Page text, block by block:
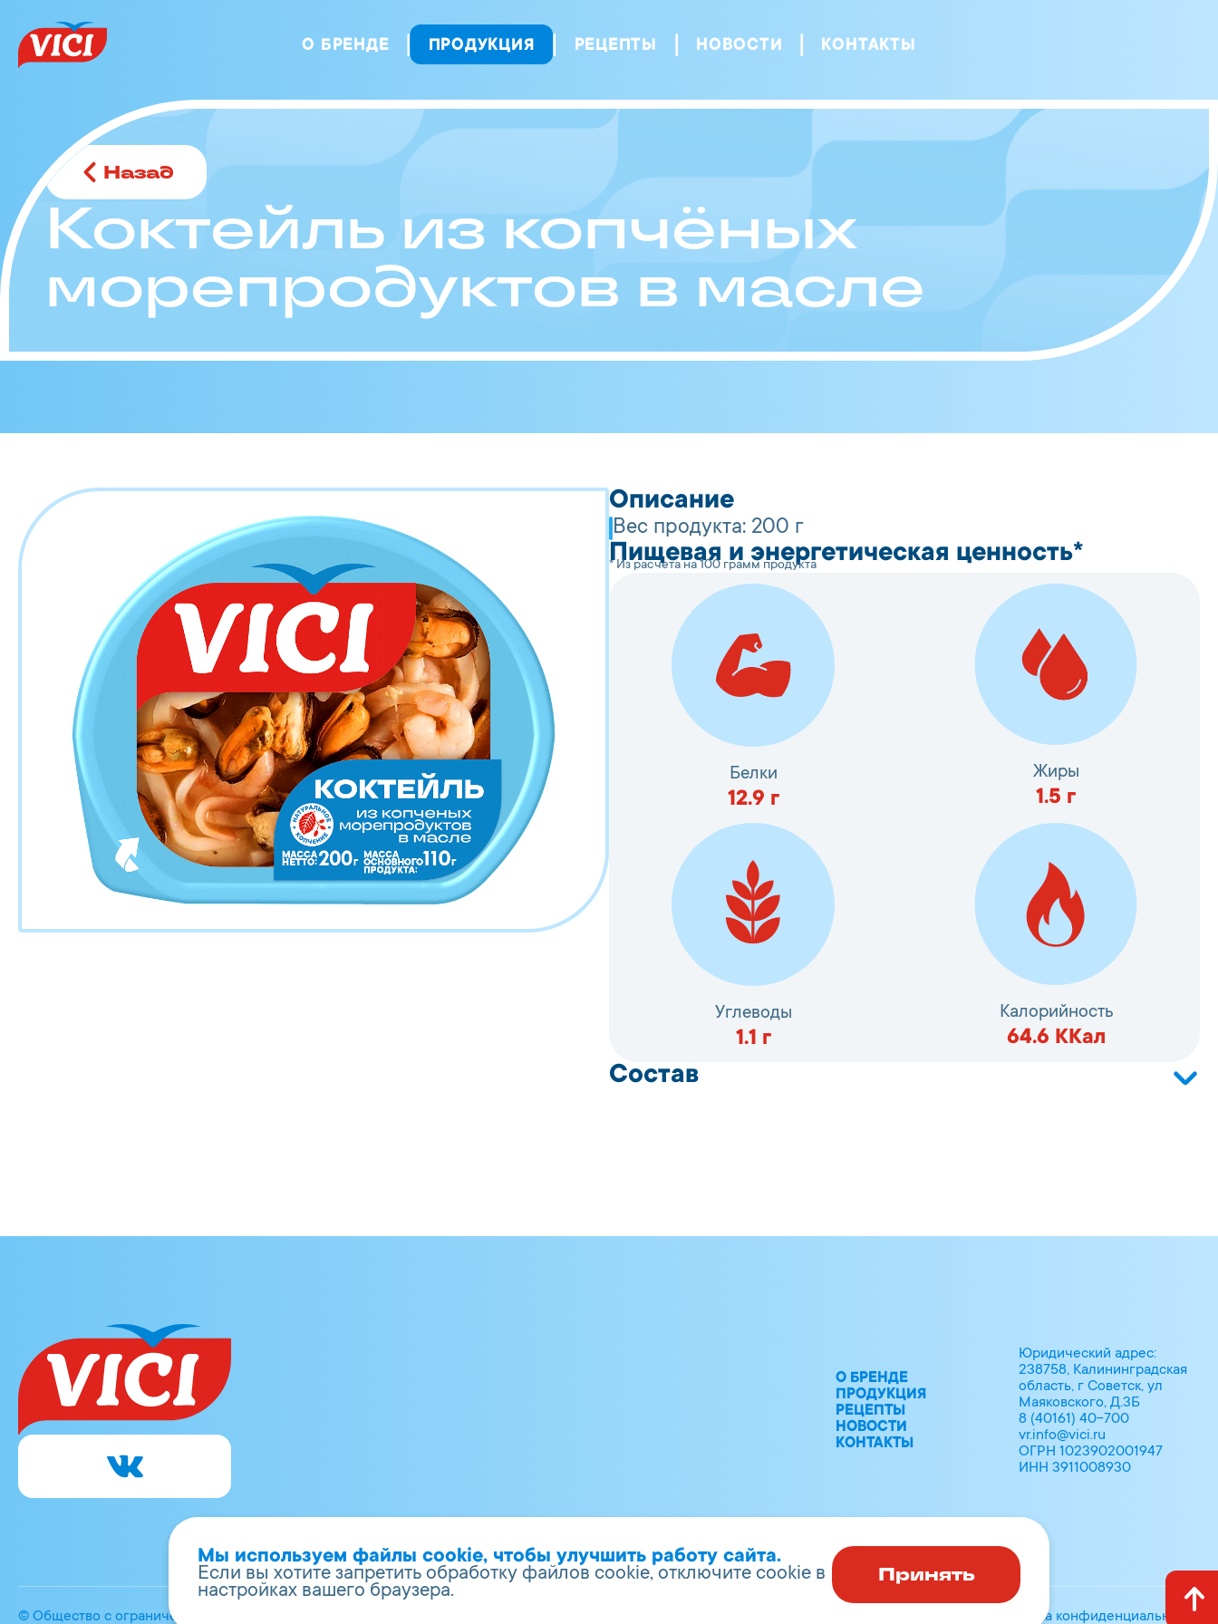
О БРЕНДЕ ПРОДУКЦИЯ РЕЦЕПТЫ НОВОСТИ КОНТАКТЫ
Назад
Коктейль из копчёных
морепродуктов в масле
Описание
Вес продукта: 200 г
Пищевая и энергетическая ценность*
* Из расчета на 100 грамм продукта
Белки
12.9 г
Жиры
1.5 г
Углеводы
1.1 г
Калорийность
64.6 ККал
Состав
вкуса и аромата: глутамат натрия
О БРЕНДЕ
ПРОДУКЦИЯ
РЕЦЕПТЫ
НОВОСТИ
КОНТАКТЫ
Юридический адрес:
238758, Калининградская
область, г Советск, ул
Маяковского, Д.3Б
8 (40161) 40-700
vr.info@vici.ru
ОГРН 1023902001947
ИНН 3911008930
© Общество с ограниченной ответственностью «Вичи-Русь» Политика конфиденциальности
Мы используем файлы cookie, чтобы улучшить работу сайта.
Если вы хотите запретить обработку файлов cookie, отключите cookie в
настройках вашего браузера.
Принять